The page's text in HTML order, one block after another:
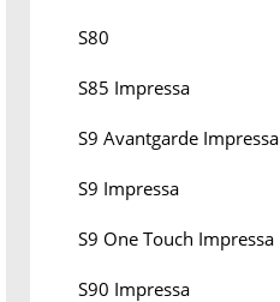
S80
S85 Impressa
S9 Avantgarde Impressa
S9 Impressa
S9 One Touch Impressa
S90 Impressa